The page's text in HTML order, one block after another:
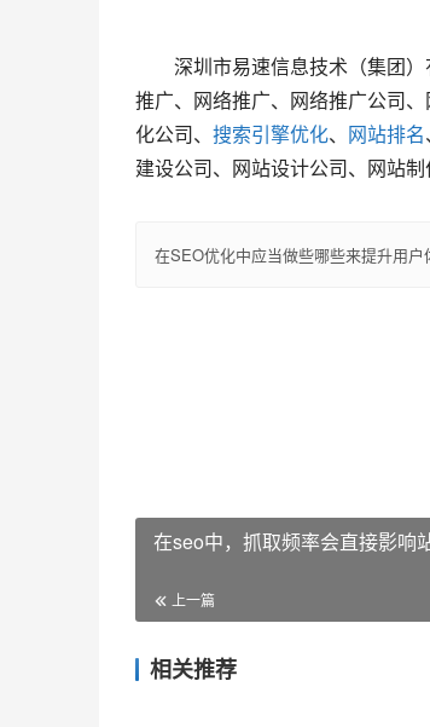
深圳市易速信息技术（集团）
推广、网络推广、网络推广公司
化公司、 搜索引擎优化、 网站排名
建设公司、网站设计公司、网站
在SEO优化中应当做些哪些来提升用户
在seo中，抓取频率会直接影响
上一篇
相关推荐